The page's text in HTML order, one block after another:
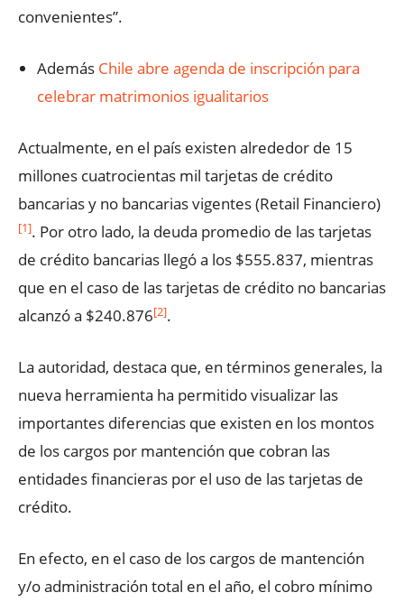
convenientes”.
Además Chile abre agenda de inscripción para
celebrar matrimonios igualitarios
Actualmente, en el país existen alrededor de 15
millones cuatrocientas mil tarjetas de crédito
bancarias y no bancarias vigentes (Retail Financiero)
[1]. Por otro lado, la deuda promedio de las tarjetas
de crédito bancarias llegó a los $555.837, mientras
que en el caso de las tarjetas de crédito no bancarias
alcanzó a $240.876[2].
La autoridad, destaca que, en términos generales, la
nueva herramienta ha permitido visualizar las
importantes diferencias que existen en los montos
de los cargos por mantención que cobran las
entidades financieras por el uso de las tarjetas de
crédito.
En efecto, en el caso de los cargos de mantención
y/o administración total en el año, el cobro mínimo